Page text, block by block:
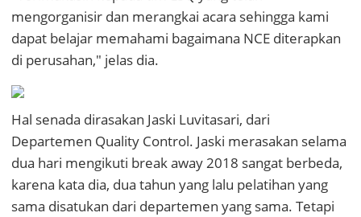
mengorganisir dan merangkai acara sehingga kami
dapat belajar memahami bagaimana NCE diterapkan
di perusahan," jelas dia.
Hal senada dirasakan Jaski Luvitasari, dari
Departemen Quality Control. Jaski merasakan selama
dua hari mengikuti break away 2018 sangat berbeda,
karena kata dia, dua tahun yang lalu pelatihan yang
sama disatukan dari departemen yang sama. Tetapi